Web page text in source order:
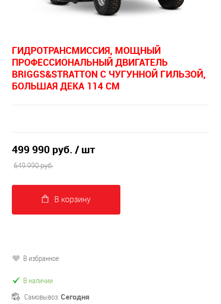
ГИДРОТРАНСМИССИЯ, МОЩНЫЙ
ПРОФЕССИОНАЛЬНЫЙ ДВИГАТЕЛЬ
BRIGGS&STRATTON С ЧУГУННОЙ ГИЛЬЗОЙ,
БОЛЬШАЯ ДЕКА 114 СМ
499 990 руб. / шт
649 990 руб.
В корзину
В избранное
В наличии
Самовывоз: Сегодня